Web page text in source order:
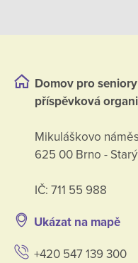
Domov pro
příspěvková
Mikuláškovo
625 00 Brno -
IČ: 711 55 988
Ukázat na mapě
+420 547 139 300